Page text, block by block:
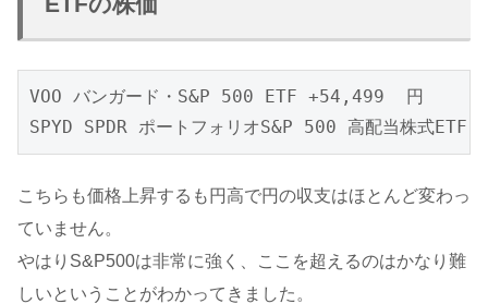
VOO バンガード・S&P 500 ETF +54,499  円
こちらも価格上昇するも円高で円の収支はほとんど変わっ
ていません。
やはりS&P500は非常に強く、ここを超えるのはかなり難
しいということがわかってきました。